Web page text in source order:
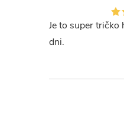
Je to super tričko
dni.